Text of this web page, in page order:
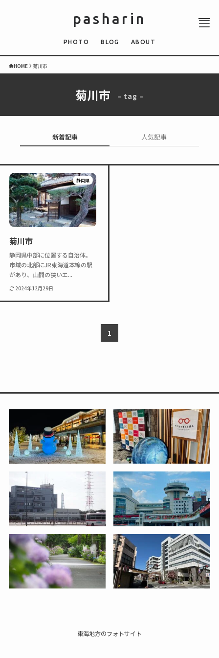
PHOTO
BLOG
pasharin
PHOTO BLOG ABOUT
HOME 菊川市
菊川市 – tag –
新着記事 人気記事
静岡県
菊川市
静岡県中部に位置する自治体。
市域の北部にJR東海道本線の駅
があり、山間の狭いエ...
2024年12月29日
1
東海地方のフォトサイト